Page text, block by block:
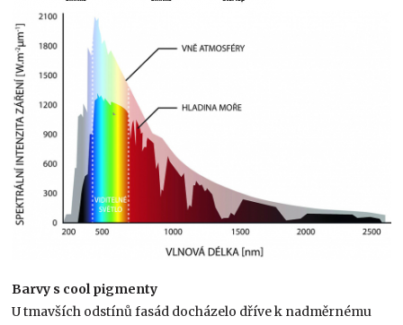
Barvy s cool pigmenty
U tmavších odstínů fasád docházelo dříve k nadměrnému